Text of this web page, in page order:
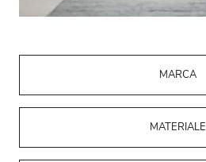
MARCA
MATERIALE